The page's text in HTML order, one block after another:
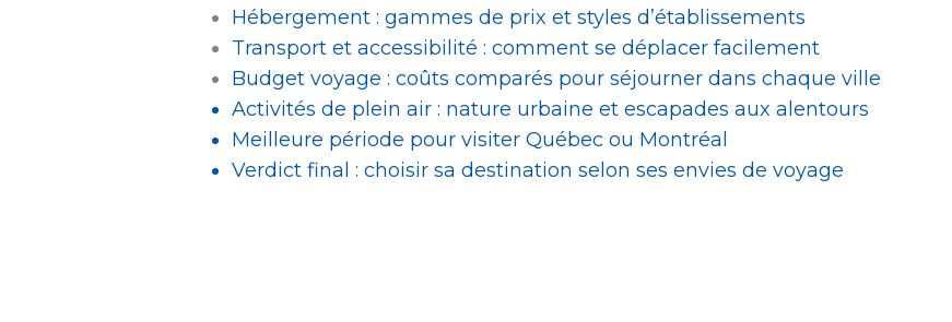
Hébergement : gammes de prix et styles d’établissements
Transport et accessibilité : comment se déplacer facilement
Budget voyage : coûts comparés pour séjourner dans chaque ville
Activités de plein air : nature urbaine et escapades aux alentours
Meilleure période pour visiter Québec ou Montréal
Verdict final : choisir sa destination selon ses envies de voyage